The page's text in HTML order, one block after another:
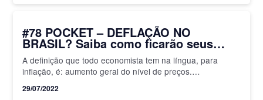
#78 POCKET – DEFLAÇÃO NO
BRASIL? Saiba como ficarão seus
investimentos
A definição que todo economista tem na língua, para
inflação, é: aumento geral do nível de preços.
29/07/2022